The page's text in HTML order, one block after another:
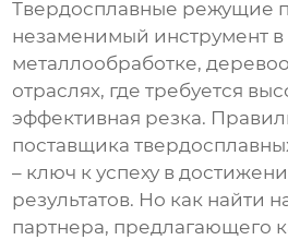
Твердосплавные режущие
незаменимый инструмент в
металлообработке,
отраслях, где требуется
эффективная резка.
поставщика
– ключ к успеху в
результатов. Но как найти
партнера, предлагающего